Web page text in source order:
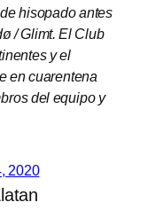
hisopado antes
/ Glimt. El Club
y el
en cuarentena
del equipo y
2020